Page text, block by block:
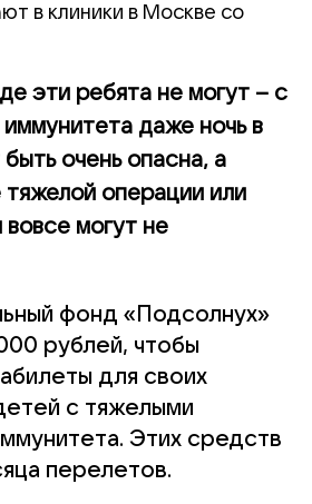
в клиники в Москве со
эти ребята не могут – с
даже ночь в
очень опасна, а
операции или
вовсе могут не
фонд «Подсолнух»
рублей, чтобы
для своих
с тяжелыми
Этих средств
перелетов.